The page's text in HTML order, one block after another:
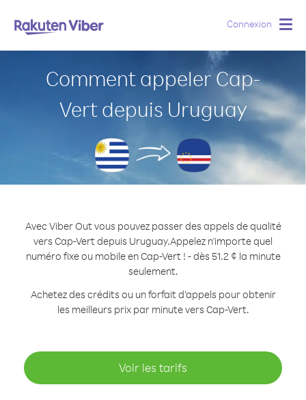
Connexion
Comment appeler Cap-
Vert depuis Uruguay
Avec Viber Out vous pouvez passer des appels de qualité
vers Cap-Vert depuis Uruguay.Appelez n'importe quel
numéro fixe ou mobile en Cap-Vert ! - dès 51.2 ¢ la minute
seulement.
Achetez des crédits ou un forfait d’appels pour obtenir
les meilleurs prix par minute vers Cap-Vert.
Voir les tarifs